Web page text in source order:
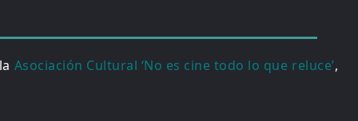
Asociación Cultural ‘No es cine todo lo que reluce’,